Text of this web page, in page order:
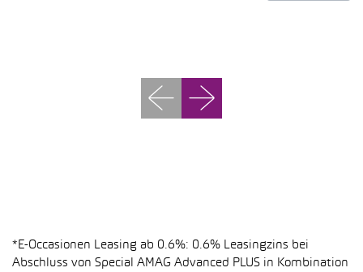
*E-Occasionen Leasing ab 0.6%: 0.6% Leasingzins bei
Abschluss von Special AMAG Advanced PLUS in Kombination